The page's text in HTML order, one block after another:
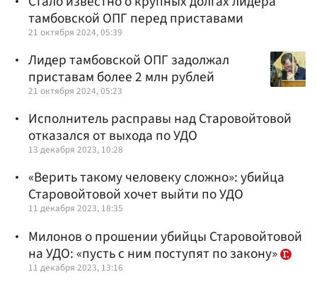
тамбовской ОПГ перед приставами
21 октября 2024, 05:39
Лидер тамбовской ОПГ задолжал
приставам более 2 млн рублей
21 октября 2024, 05:23
Исполнитель расправы над Старовойтовой
отказался от выхода по УДО
13 декабря 2023, 10:28
«Верить такому человеку сложно»: убийца
Старовойтовой хочет выйти по УДО
11 декабря 2023, 18:35
Милонов о прошении убийцы Старовойтовой
на УДО: «пусть с ним поступят по закону»
11 декабря 2023, 13:16